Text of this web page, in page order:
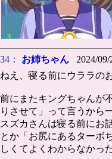
34： お姉ちゃん 2024/09/
ねえ、寝る前にウララの
前にまたキングちゃんが
りさせて」って言うから
スズカさんは寝る前にお
とか「お尻にあるターボ
しくてよくわからなかっ